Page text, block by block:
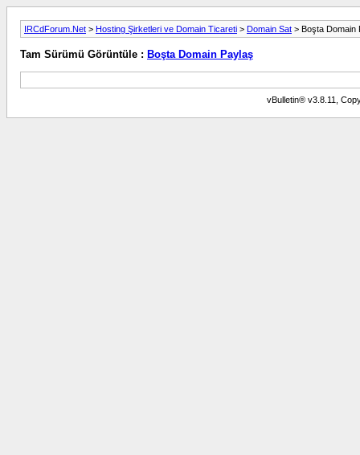
IRCdForum.Net > Hosting Şirketleri ve Domain Ticareti > Domain Sat > Boşta Domain
Tam Sürümü Görüntüle : Boşta Domain Paylaş
vBulletin® v3.8.11,